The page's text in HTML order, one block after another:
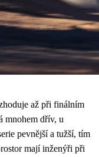
až při finálním
mnohem dřív, u
pevnější a tužší, tím
mají inženýři při